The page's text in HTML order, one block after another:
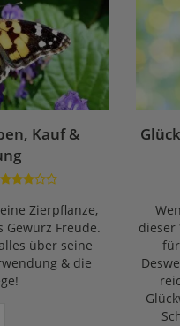
Kauf &
Zierpflanze,
Gewürz Freude.
über seine
& die
dieser